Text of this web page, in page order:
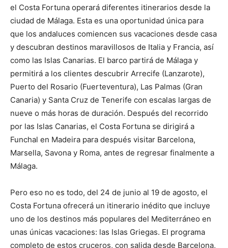
el Costa Fortuna operará diferentes itinerarios desde la
ciudad de Málaga. Esta es una oportunidad única para
que los andaluces comiencen sus vacaciones desde casa
y descubran destinos maravillosos de Italia y Francia, así
como las Islas Canarias. El barco partirá de Málaga y
permitirá a los clientes descubrir Arrecife (Lanzarote),
Puerto del Rosario (Fuerteventura), Las Palmas (Gran
Canaria) y Santa Cruz de Tenerife con escalas largas de
nueve o más horas de duración. Después del recorrido
por las Islas Canarias, el Costa Fortuna se dirigirá a
Funchal en Madeira para después visitar Barcelona,
Marsella, Savona y Roma, antes de regresar finalmente a
Málaga.
Pero eso no es todo, del 24 de junio al 19 de agosto, el
Costa Fortuna ofrecerá un itinerario inédito que incluye
uno de los destinos más populares del Mediterráneo en
unas únicas vacaciones: las Islas Griegas. El programa
completo de estos cruceros, con salida desde Barcelona,